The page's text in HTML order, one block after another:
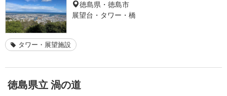
徳島県・徳島市
展望台・タワー・橋
タワー・展望施設
徳島県立 渦の道